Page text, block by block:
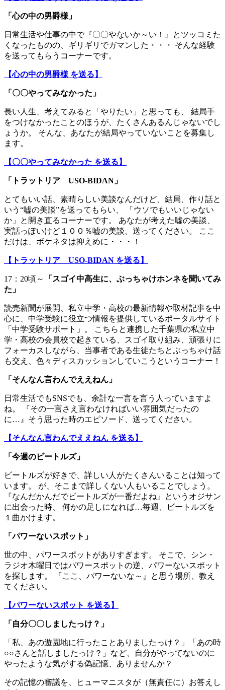
「心の中の男爵様 」
日常生活や仕事の中で『〇〇やないか～い！』とツッコミた
くなったものの、ギリギリでガマンした・・・ そんな経験
を送ってもらうコーナーです。
【心の中の男爵様 を送る】
「〇〇やってみなかった」
長い人生、考えてみると「やりたい」と思っても、 結局手
をつけなかったことのほうが、たくさんあるんじゃないでし
ょうか。 そんな、あなたが結局やっていないことを募集し
ます。
【〇〇やってみなかった を送る】
「トラットリア USO-BIDAN」
とてもいい話、素晴らしい美談なんだけど、結局、作り話と
いう“嘘の美談”を送ってもらい、 「ウソでもいいじゃない
か」と開き直るコーナーです。 あなたが考えた嘘の美談、
実話っぽいけど１００％嘘の美談、送ってください。 ここ
だけは、ボケネタは抑えめに・・・！
【トラットリア USO-BIDAN を送る】
17：20頃～
「スゴイ中高生に、ぶっちゃけホンネを聞いてみ
た」
読売新聞が展開、私立中学・高校の最新情報や取材記事を中
心に、中学受験に役立つ情報を提供しているポータルサイト
「中学受験サポート」。 こちらと連携した千葉県の私立中
学・高校の会員校で起きている、スゴイ取り組み、頑張りに
フォーカスしながら、当事者である生徒たちとぶっちゃけ話
も交え、色々ディスカッションしていこうというコーナー！
「 そんなん言わんでええねん 」
日常生活でもSNSでも、余計な一言を言う人っていますよ
ね。 『その一言さえ言わなければいい雰囲気だったの
に…』そう思った時のエピソード、送ってください。
【そんなん言わんでええねん を送る】
「今週のビートルズ」
ビートルズが好きで、詳しい人がたくさんいることは知って
います。 が、そこまで詳しくない人もいることでしょう。
『なんだかんだでビートルズが一番だよね』というオジサン
に出会った時、 何かの足しになれば…毎週、ビートルズを
１曲かけます。
「パワーないスポット」
世の中、パワースポットがありすぎます。 そこで、シン・
ラジオ木曜日ではパワースポットの逆、パワーないスポット
を探します。 『ここ、パワーないな～』と思う場所、教え
てください。
【パワーないスポット を送る】
「自分〇〇しましたっけ？」
「私、あの遊園地に行ったことありましたっけ？」「あの時
○○さんと話しましたっけ？」など、自分がやってないのに
やったような気がする偽記憶、ありませんか？
その記憶の審議を、ヒューマニスタが（無責任に）お答えし